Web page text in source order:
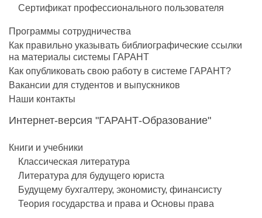
Сертификат профессионального пользователя
Программы сотрудничества
Как правильно указывать библиографические ссылки
на материалы системы ГАРАНТ
Как опубликовать свою работу в системе ГАРАНТ?
Вакансии для студентов и выпускников
Наши контакты
Интернет-версия "ГАРАНТ-Образование"
Книги и учебники
Классическая литература
Литература для будущего юриста
Будущему бухгалтеру, экономисту, финансисту
Теория государства и права и Основы права